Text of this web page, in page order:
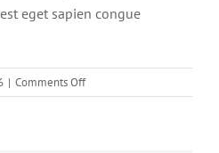
eget sapien congue
| Comments Offon
Quisque